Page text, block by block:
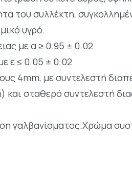
του συλλέκτη,
υγρό.
με α ≥ 0.95 ± 0.02
ε ≤ 0.05 ± 0.02
4mm, με συντελεστή
σταθερό συντελεστή
γαλβανίσματος.Χρώμα